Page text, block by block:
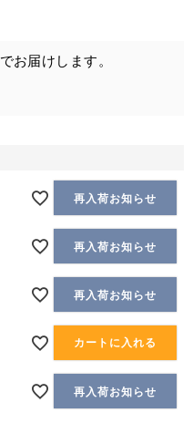
でお届けします。
再入荷お知らせ
再入荷お知らせ
再入荷お知らせ
カートに入れる
再入荷お知らせ